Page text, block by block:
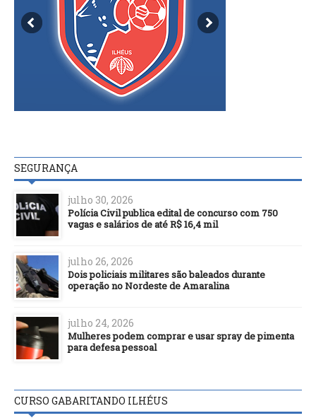
SEGURANÇA
julho 30, 2026
Polícia Civil publica edital de concurso com 750
vagas e salários de até R$ 16,4 mil
julho 26, 2026
Dois policiais militares são baleados durante
operação no Nordeste de Amaralina
julho 24, 2026
Mulheres podem comprar e usar spray de pimenta
para defesa pessoal
CURSO GABARITANDO ILHÉUS